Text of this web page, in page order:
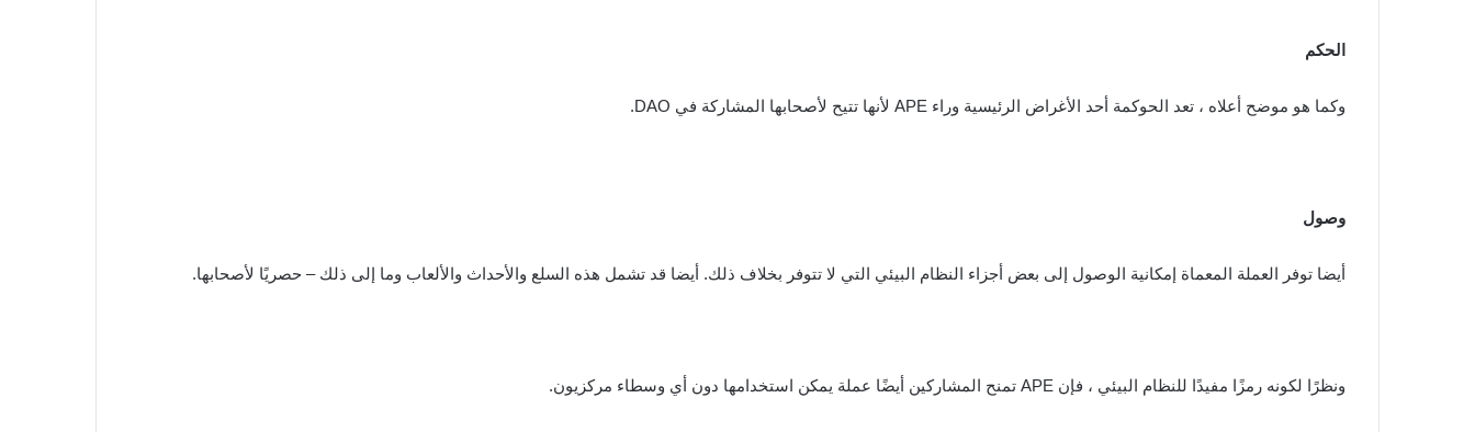
الحكم
وكما هو موضح أعلاه ، تعد الحوكمة أحد الأغراض الرئيسية وراء APE لأنها تتيح لأصحابها المشاركة في DAO.
وصول
أيضا توفر العملة المعماة إمكانية الوصول إلى بعض أجزاء النظام البيئي التي لا تتوفر بخلاف ذلك. أيضا قد تشمل هذه السلع والأحداث والألعاب وما إلى ذلك – حصريًا لأصحابها.
ونظرًا لكونه رمزًا مفيدًا للنظام البيئي ، فإن APE تمنح المشاركين أيضًا عملة يمكن استخدامها دون أي وسطاء مركزيون.